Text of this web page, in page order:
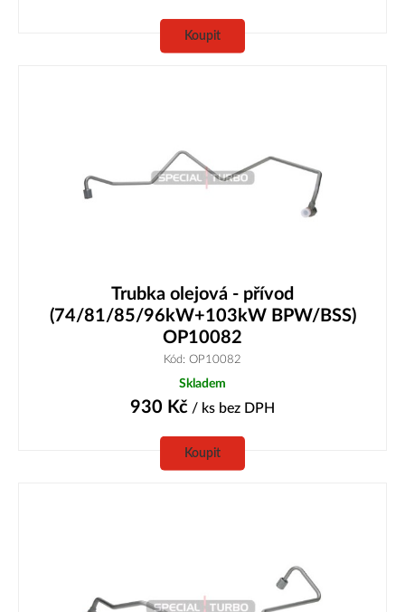
Koupit
Trubka olejová - přívod
(74/81/85/96kW+103kW BPW/BSS)
OP10082
Kód: OP10082
Skladem
930 Kč / ks bez DPH
Koupit